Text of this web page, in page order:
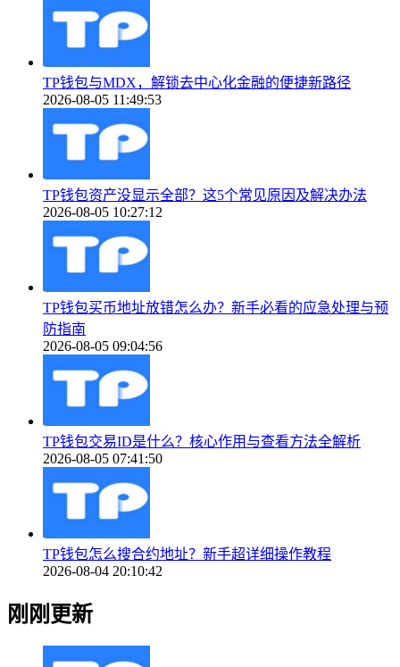
TP钱包与MDX，解锁去中心化金融的便捷新路径
2026-08-05 11:49:53
TP钱包资产没显示全部？这5个常见原因及解决办法
2026-08-05 10:27:12
TP钱包买币地址放错怎么办？新手必看的应急处理与预
防指南
2026-08-05 09:04:56
TP钱包交易ID是什么？核心作用与查看方法全解析
2026-08-05 07:41:50
TP钱包怎么搜合约地址？新手超详细操作教程
2026-08-04 20:10:42
刚刚更新